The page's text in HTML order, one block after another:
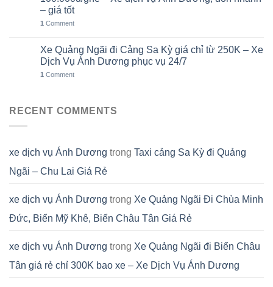
– giá tốt
1 Comment
Xe Quảng Ngãi đi Cảng Sa Kỳ giá chỉ từ 250K – Xe
Dịch Vụ Ánh Dương phục vụ 24/7
1 Comment
RECENT COMMENTS
xe dịch vụ Ánh Dương trong Taxi cảng Sa Kỳ đi Quảng
Ngãi – Chu Lai Giá Rẻ
xe dịch vụ Ánh Dương trong Xe Quảng Ngãi Đi Chùa Minh
Đức, Biển Mỹ Khê, Biển Châu Tân Giá Rẻ
xe dịch vụ Ánh Dương trong Xe Quảng Ngãi đi Biển Châu
Tân giá rẻ chỉ 300K bao xe – Xe Dịch Vụ Ánh Dương